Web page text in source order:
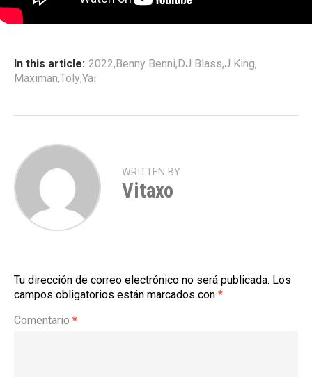
In this article: 2022,Benny Benni,DJ Blass,J King,
Maximan,Toly,Yai
WRITTEN BY
Vitaxo
Tu dirección de correo electrónico no será publicada. Los
campos obligatorios están marcados con *
Comentario *